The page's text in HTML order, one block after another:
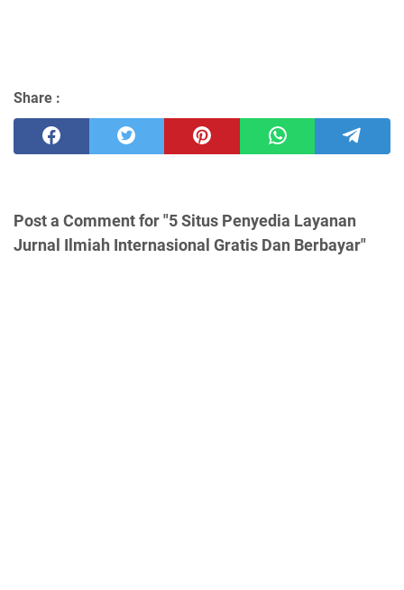
Share :
Post a Comment for "5 Situs Penyedia Layanan
Jurnal Ilmiah Internasional Gratis Dan Berbayar"